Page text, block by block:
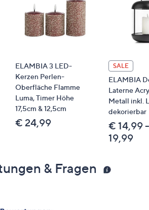
ELAMBIA 3 LED-
Kerzen Perlen-
Oberfläche Flamme
Luma, Timer Höhe
17,5cm & 12,5cm
€ 24,99
SALE
ELAMBIA
Laterne
Metall inkl.
dekorierbar
€ 14,99
19,99
& Fragen